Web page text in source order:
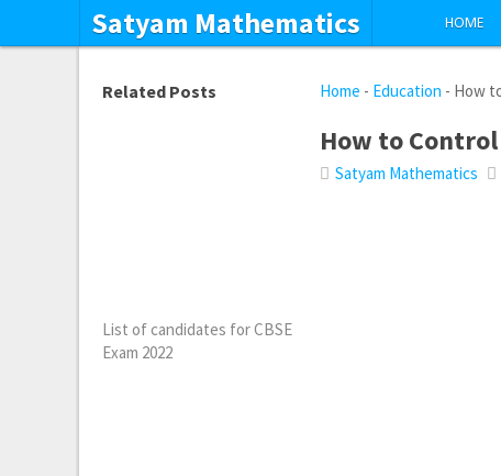
Satyam Mathematics HOME
Home - Education - How
How to
Satyam Mathematics
Related Posts
List of candidates for CBSE
Exam 2022